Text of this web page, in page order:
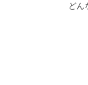
どん